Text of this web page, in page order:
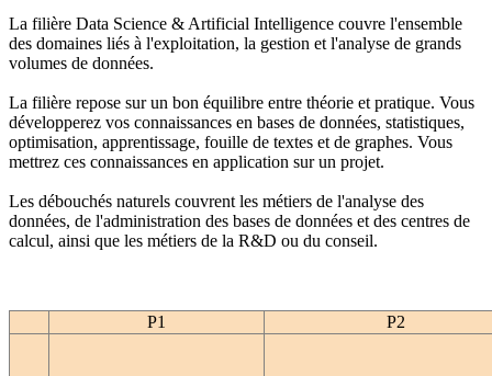
La filière Data Science & Artificial Intelligence couvre l'ensemble
des domaines liés à l'exploitation, la gestion et l'analyse de grands
volumes de données.
La filière repose sur un bon équilibre entre théorie et pratique. Vous
développerez vos connaissances en bases de données, statistiques,
optimisation, apprentissage, fouille de textes et de graphes. Vous
mettrez ces connaissances en application sur un projet.
Les débouchés naturels couvrent les métiers de l'analyse des
données, de l'administration des bases de données et des centres de
calcul, ainsi que les métiers de la R&D ou du conseil.
P1 P2